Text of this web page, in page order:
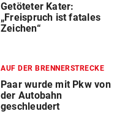
Getöteter Kater:
„Freispruch ist fatales
Zeichen“
AUF DER BRENNERSTRECKE
Paar wurde mit Pkw von
der Autobahn
geschleudert